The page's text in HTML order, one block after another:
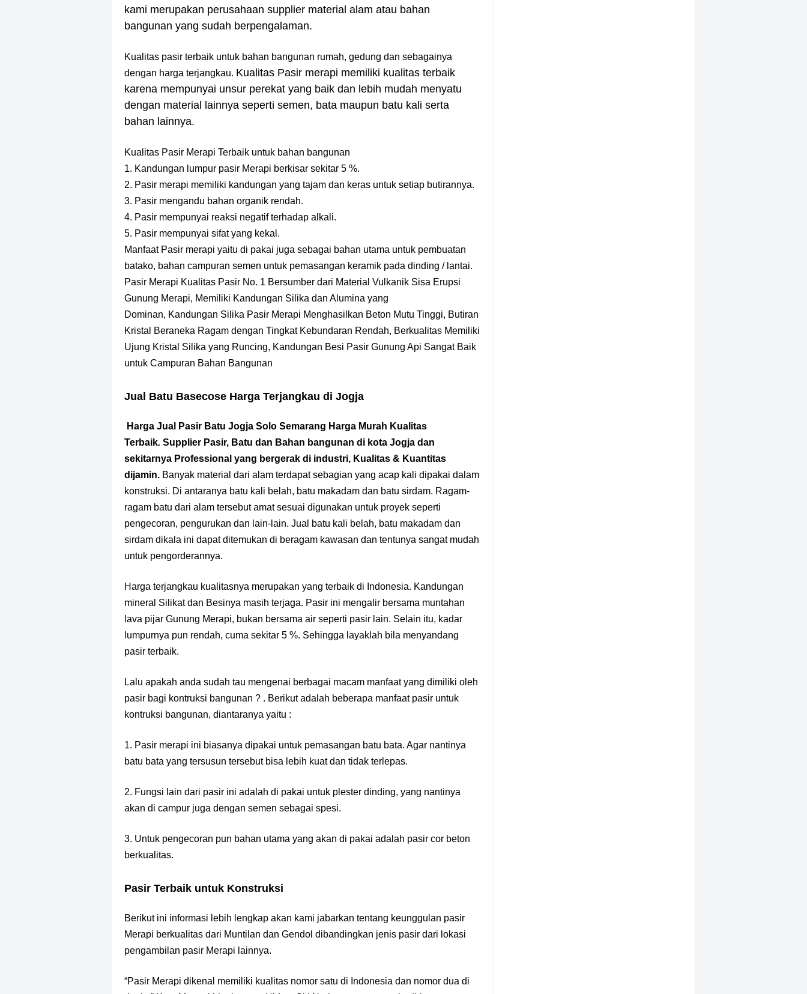
kami merupakan perusahaan supplier material alam atau bahan
bangunan yang sudah berpengalaman.
Kualitas pasir terbaik untuk bahan bangunan rumah, gedung dan sebagainya
dengan harga terjangkau. Kualitas Pasir merapi memiliki kualitas terbaik
karena mempunyai unsur perekat yang baik dan lebih mudah menyatu
dengan material lainnya seperti semen, bata maupun batu kali serta
bahan lainnya.
Kualitas Pasir Merapi Terbaik untuk bahan bangunan
1. Kandungan lumpur pasir Merapi berkisar sekitar 5 %.
2. Pasir merapi memiliki kandungan yang tajam dan keras untuk setiap butirannya.
3. Pasir mengandu bahan organik rendah.
4. Pasir mempunyai reaksi negatif terhadap alkali.
5. Pasir mempunyai sifat yang kekal.
Manfaat Pasir merapi yaitu di pakai juga sebagai bahan utama untuk pembuatan
batako, bahan campuran semen untuk pemasangan keramik pada dinding / lantai.
Pasir Merapi Kualitas Pasir No. 1 Bersumber dari Material Vulkanik Sisa Erupsi
Gunung Merapi, Memiliki Kandungan Silika dan Alumina yang
Dominan, Kandungan Silika Pasir Merapi Menghasilkan Beton Mutu Tinggi, Butiran
Kristal Beraneka Ragam dengan Tingkat Kebundaran Rendah, Berkualitas Memiliki
Ujung Kristal Silika yang Runcing, Kandungan Besi Pasir Gunung Api Sangat Baik
untuk Campuran Bahan Bangunan
Jual Batu Basecose Harga Terjangkau di Jogja
Harga Jual Pasir Batu Jogja Solo Semarang Harga Murah Kualitas
Terbaik. Supplier Pasir, Batu dan Bahan bangunan di kota Jogja dan
sekitarnya Professional yang bergerak di industri, Kualitas & Kuantitas
dijamin. Banyak material dari alam terdapat sebagian yang acap kali dipakai dalam
konstruksi. Di antaranya batu kali belah, batu makadam dan batu sirdam. Ragam-
ragam batu dari alam tersebut amat sesuai digunakan untuk proyek seperti
pengecoran, pengurukan dan lain-lain. Jual batu kali belah, batu makadam dan
sirdam dikala ini dapat ditemukan di beragam kawasan dan tentunya sangat mudah
untuk pengorderannya.
Harga terjangkau kualitasnya merupakan yang terbaik di Indonesia. Kandungan
mineral Silikat dan Besinya masih terjaga. Pasir ini mengalir bersama muntahan
lava pijar Gunung Merapi, bukan bersama air seperti pasir lain. Selain itu, kadar
lumpurnya pun rendah, cuma sekitar 5 %. Sehingga layaklah bila menyandang
pasir terbaik.
Lalu apakah anda sudah tau mengenai berbagai macam manfaat yang dimiliki oleh
pasir bagi kontruksi bangunan ? . Berikut adalah beberapa manfaat pasir untuk
kontruksi bangunan, diantaranya yaitu :
1. Pasir merapi ini biasanya dipakai untuk pemasangan batu bata. Agar nantinya
batu bata yang tersusun tersebut bisa lebih kuat dan tidak terlepas.
2. Fungsi lain dari pasir ini adalah di pakai untuk plester dinding, yang nantinya
akan di campur juga dengan semen sebagai spesi.
3. Untuk pengecoran pun bahan utama yang akan di pakai adalah pasir cor beton
berkualitas.
Pasir Terbaik untuk Konstruksi
Berikut ini informasi lebih lengkap akan kami jabarkan tentang keunggulan pasir
Merapi berkualitas dari Muntilan dan Gendol dibandingkan jenis pasir dari lokasi
pengambilan pasir Merapi lainnya.
“Pasir Merapi dikenal memiliki kualitas nomor satu di Indonesia dan nomor dua di